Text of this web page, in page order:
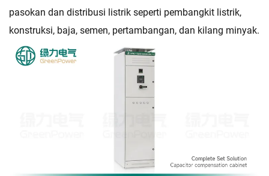
pasokan dan distribusi listrik seperti pembangkit listrik,
konstruksi, baja, semen, pertambangan, dan kilang minyak.